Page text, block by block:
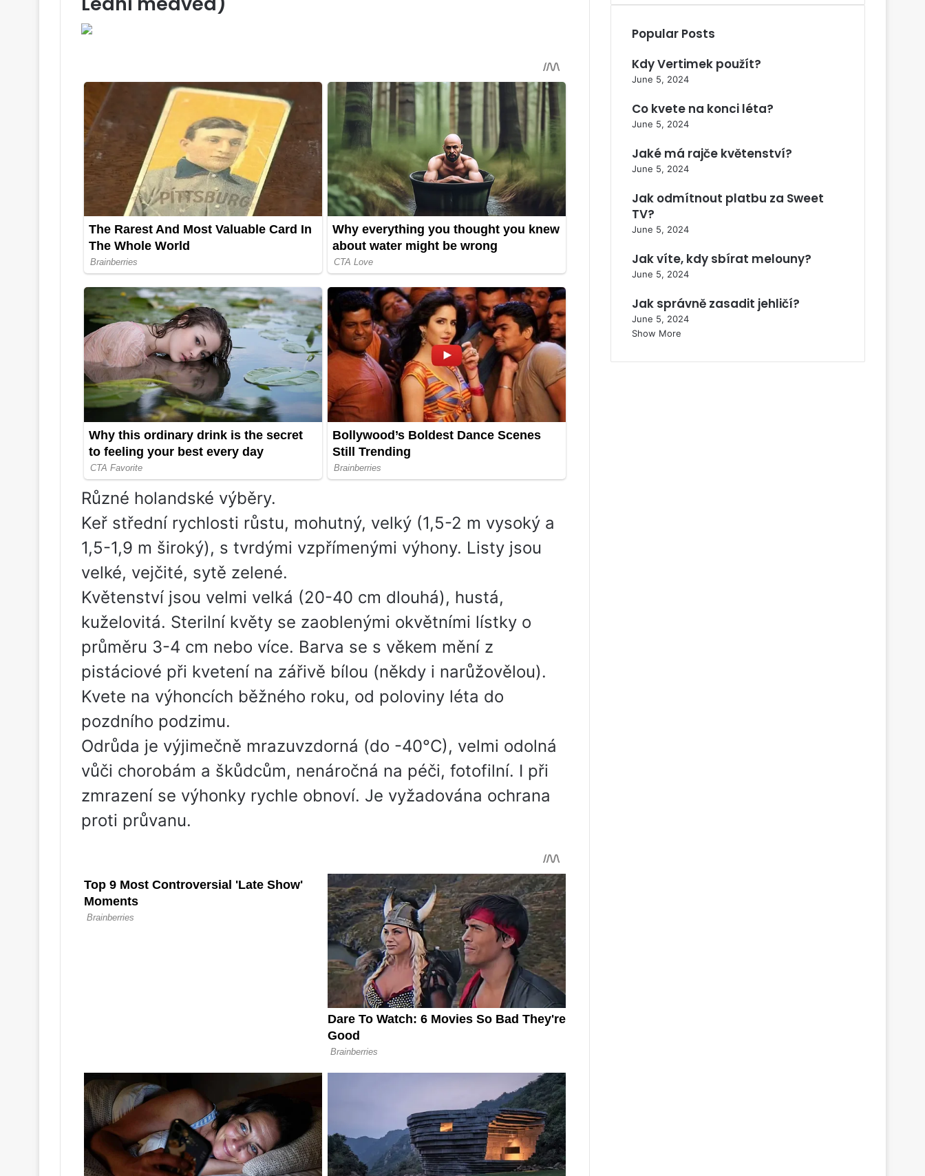
Různé holandské výběry.
Keř střední rychlosti růstu, mohutný, velký (1,5-2 m vysoký a
1,5-1,9 m široký), s tvrdými vzpřímenými výhony. Listy jsou
velké, vejčité, sytě zelené.
Květenství jsou velmi velká (20-40 cm dlouhá), hustá,
kuželovitá. Sterilní květy se zaoblenými okvětními lístky o
průměru 3-4 cm nebo více. Barva se s věkem mění z
pistáciové při kvetení na zářivě bílou (někdy i narůžovělou).
Kvete na výhoncích běžného roku, od poloviny léta do
pozdního podzimu.
Odrůda je výjimečně mrazuvzdorná (do -40°C), velmi odolná
vůči chorobám a škůdcům, nenáročná na péči, fotofilní. I při
zmrazení se výhonky rychle obnoví. Je vyžadována ochrana
proti průvanu.
Popular Posts
Kdy Vertimek použít?
June 5, 2024
Co kvete na konci léta?
June 5, 2024
Jaké má rajče květenství?
June 5, 2024
Jak odmítnout platbu za Sweet
TV?
June 5, 2024
Jak víte, kdy sbírat melouny?
June 5, 2024
Jak správně zasadit jehličí?
June 5, 2024
Show More